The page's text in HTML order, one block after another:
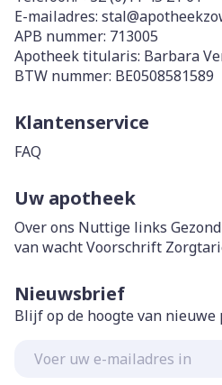
E-mailadres: stal@
APB nummer: 713005
Apotheek titularis: Barbara
BTW nummer: BE0508581589
Klantenservice
FAQ
Uw apotheek
Over ons Nuttige links
van wachtVoorschrift
Nieuwsbrief
Blijf op de hoogte van